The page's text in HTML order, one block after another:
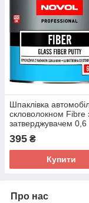
Шпаклівка
скловолокном Fibre
затверджувачем 0,6
395 ₴
Купити
Про нас